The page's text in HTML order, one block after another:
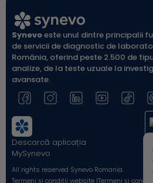
Synevoeste unul dintre principalii
de servicii de diagnostic de
România, oferind peste 2.500 de
analize, de la teste uzuale la
avansate.
Descarcă aplicația
MySynevo
All rights reserved Synevo Romania.
Termeni și condiții website |Termeni și